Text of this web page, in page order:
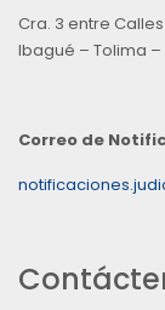
Cra. 3 entre Calles
Ibagué – Tolima
Correo de